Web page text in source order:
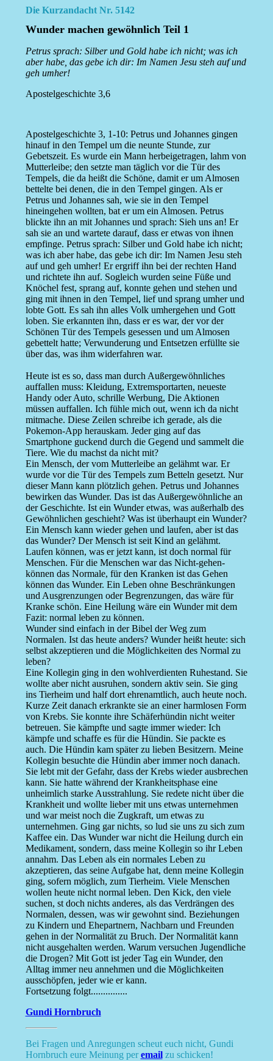
Die Kurzandacht Nr. 5142
Wunder machen gewöhnlich Teil 1
Petrus sprach: Silber und Gold habe ich nicht; was ich
aber habe, das gebe ich dir: Im Namen Jesu steh auf und
geh umher!
Apostelgeschichte 3,6
Apostelgeschichte 3, 1-10: Petrus und Johannes gingen
hinauf in den Tempel um die neunte Stunde, zur
Gebetszeit. Es wurde ein Mann herbeigetragen, lahm von
Mutterleibe; den setzte man täglich vor die Tür des
Tempels, die da heißt die Schöne, damit er um Almosen
bettelte bei denen, die in den Tempel gingen. Als er
Petrus und Johannes sah, wie sie in den Tempel
hineingehen wollten, bat er um ein Almosen. Petrus
blickte ihn an mit Johannes und sprach: Sieh uns an! Er
sah sie an und wartete darauf, dass er etwas von ihnen
empfinge. Petrus sprach: Silber und Gold habe ich nicht;
was ich aber habe, das gebe ich dir: Im Namen Jesu steh
auf und geh umher! Er ergriff ihn bei der rechten Hand
und richtete ihn auf. Sogleich wurden seine Füße und
Knöchel fest, sprang auf, konnte gehen und stehen und
ging mit ihnen in den Tempel, lief und sprang umher und
lobte Gott. Es sah ihn alles Volk umhergehen und Gott
loben. Sie erkannten ihn, dass er es war, der vor der
Schönen Tür des Tempels gesessen und um Almosen
gebettelt hatte; Verwunderung und Entsetzen erfüllte sie
über das, was ihm widerfahren war.
Heute ist es so, dass man durch Außergewöhnliches
auffallen muss: Kleidung, Extremsportarten, neueste
Handy oder Auto, schrille Werbung, Die Aktionen
müssen auffallen. Ich fühle mich out, wenn ich da nicht
mitmache. Diese Zeilen schreibe ich gerade, als die
Pokemon-App herauskam. Jeder ging auf das
Smartphone guckend durch die Gegend und sammelt die
Tiere. Wie du machst da nicht mit?
Ein Mensch, der vom Mutterleibe an gelähmt war. Er
wurde vor die Tür des Tempels zum Betteln gesetzt. Nur
dieser Mann kann plötzlich gehen. Petrus und Johannes
bewirken das Wunder. Das ist das Außergewöhnliche an
der Geschichte. Ist ein Wunder etwas, was außerhalb des
Gewöhnlichen geschieht? Was ist überhaupt ein Wunder?
Ein Mensch kann wieder gehen und laufen, aber ist das
das Wunder? Der Mensch ist seit Kind an gelähmt.
Laufen können, was er jetzt kann, ist doch normal für
Menschen. Für die Menschen war das Nicht-gehen-
können das Normale, für den Kranken ist das Gehen
können das Wunder. Ein Leben ohne Beschränkungen
und Ausgrenzungen oder Begrenzungen, das wäre für
Kranke schön. Eine Heilung wäre ein Wunder mit dem
Fazit: normal leben zu können.
Wunder sind einfach in der Bibel der Weg zum
Normalen. Ist das heute anders? Wunder heißt heute: sich
selbst akzeptieren und die Möglichkeiten des Normal zu
leben?
Eine Kollegin ging in den wohlverdienten Ruhestand. Sie
wollte aber nicht ausruhen, sondern aktiv sein. Sie ging
ins Tierheim und half dort ehrenamtlich, auch heute noch.
Kurze Zeit danach erkrankte sie an einer harmlosen Form
von Krebs. Sie konnte ihre Schäferhündin nicht weiter
betreuen. Sie kämpfte und sagte immer wieder: Ich
kämpfe und schaffe es für die Hündin. Sie packte es
auch. Die Hündin kam später zu lieben Besitzern. Meine
Kollegin besuchte die Hündin aber immer noch danach.
Sie lebt mit der Gefahr, dass der Krebs wieder ausbrechen
kann. Sie hatte während der Krankheitsphase eine
unheimlich starke Ausstrahlung. Sie redete nicht über die
Krankheit und wollte lieber mit uns etwas unternehmen
und war meist noch die Zugkraft, um etwas zu
unternehmen. Ging gar nichts, so lud sie uns zu sich zum
Kaffee ein. Das Wunder war nicht die Heilung durch ein
Medikament, sondern, dass meine Kollegin so ihr Leben
annahm. Das Leben als ein normales Leben zu
akzeptieren, das seine Aufgabe hat, denn meine Kollegin
ging, sofern möglich, zum Tierheim. Viele Menschen
wollen heute nicht normal leben. Den Kick, den viele
suchen, st doch nichts anderes, als das Verdrängen des
Normalen, dessen, was wir gewohnt sind. Beziehungen
zu Kindern und Ehepartnern, Nachbarn und Freunden
gehen in der Normalität zu Bruch. Der Normalität kann
nicht ausgehalten werden. Warum versuchen Jugendliche
die Drogen? Mit Gott ist jeder Tag ein Wunder, den
Alltag immer neu annehmen und die Möglichkeiten
ausschöpfen, jeder wie er kann.
Fortsetzung folgt...............
Gundi Hornbruch
Bei Fragen und Anregungen scheut euch nicht, Gundi
Hornbruch eure Meinung peremailzu schicken!